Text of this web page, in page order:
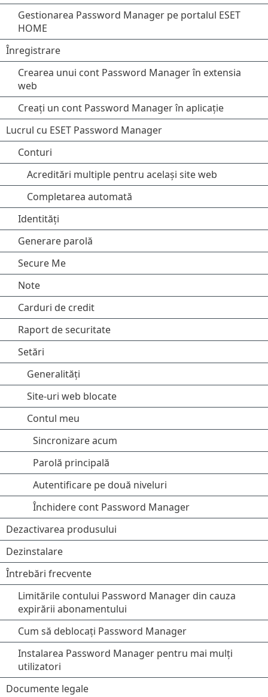
Gestionarea Password Manager pe portalul ESET
HOME
Înregistrare
Crearea unui cont Password Manager în extensia
web
Creați un cont Password Manager în aplicație
Lucrul cu ESET Password Manager
Conturi
Acreditări multiple pentru același site web
Completarea automată
Identități
Generare parolă
Secure Me
Note
Carduri de credit
Raport de securitate
Setări
Generalități
Site-uri web blocate
Contul meu
Sincronizare acum
Parolă principală
Autentificare pe două niveluri
Închidere cont Password Manager
Dezactivarea produsului
Dezinstalare
Întrebări frecvente
Limitările contului Password Manager din cauza
expirării abonamentului
Cum să deblocați Password Manager
Instalarea Password Manager pentru mai mulți
utilizatori
Documente legale